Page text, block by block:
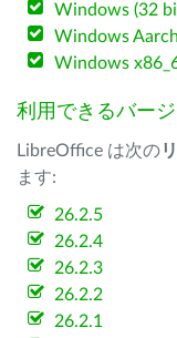
Windows (32
Windows
Windows
利用できるバー
LibreOffice は次の
ます:
26.2.5
26.2.4
26.2.3
26.2.2
26.2.1